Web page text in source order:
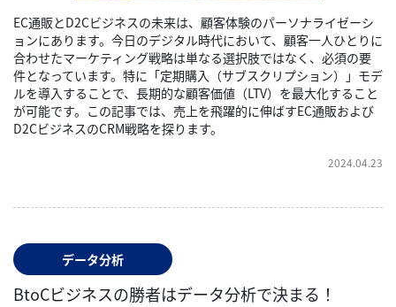
EC通販とD2Cビジネスの未来は、顧客体験のパーソナライゼーシ
ョンにあります。今日のデジタル時代において、顧客一人ひとりに
合わせたマーケティング戦略は単なる選択肢ではなく、必須の要
件となっています。特に「定期購入（サブスクリプション）」モデ
ルを導入することで、長期的な顧客価値（LTV）を最大化すること
が可能です。この記事では、売上を飛躍的に伸ばすEC通販および
D2CビジネスのCRM戦略を探ります。
2024.04.23
データ分析
BtoCビジネスの勝者はデータ分析で決まる！